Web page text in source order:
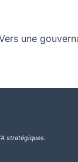
stratégiques.